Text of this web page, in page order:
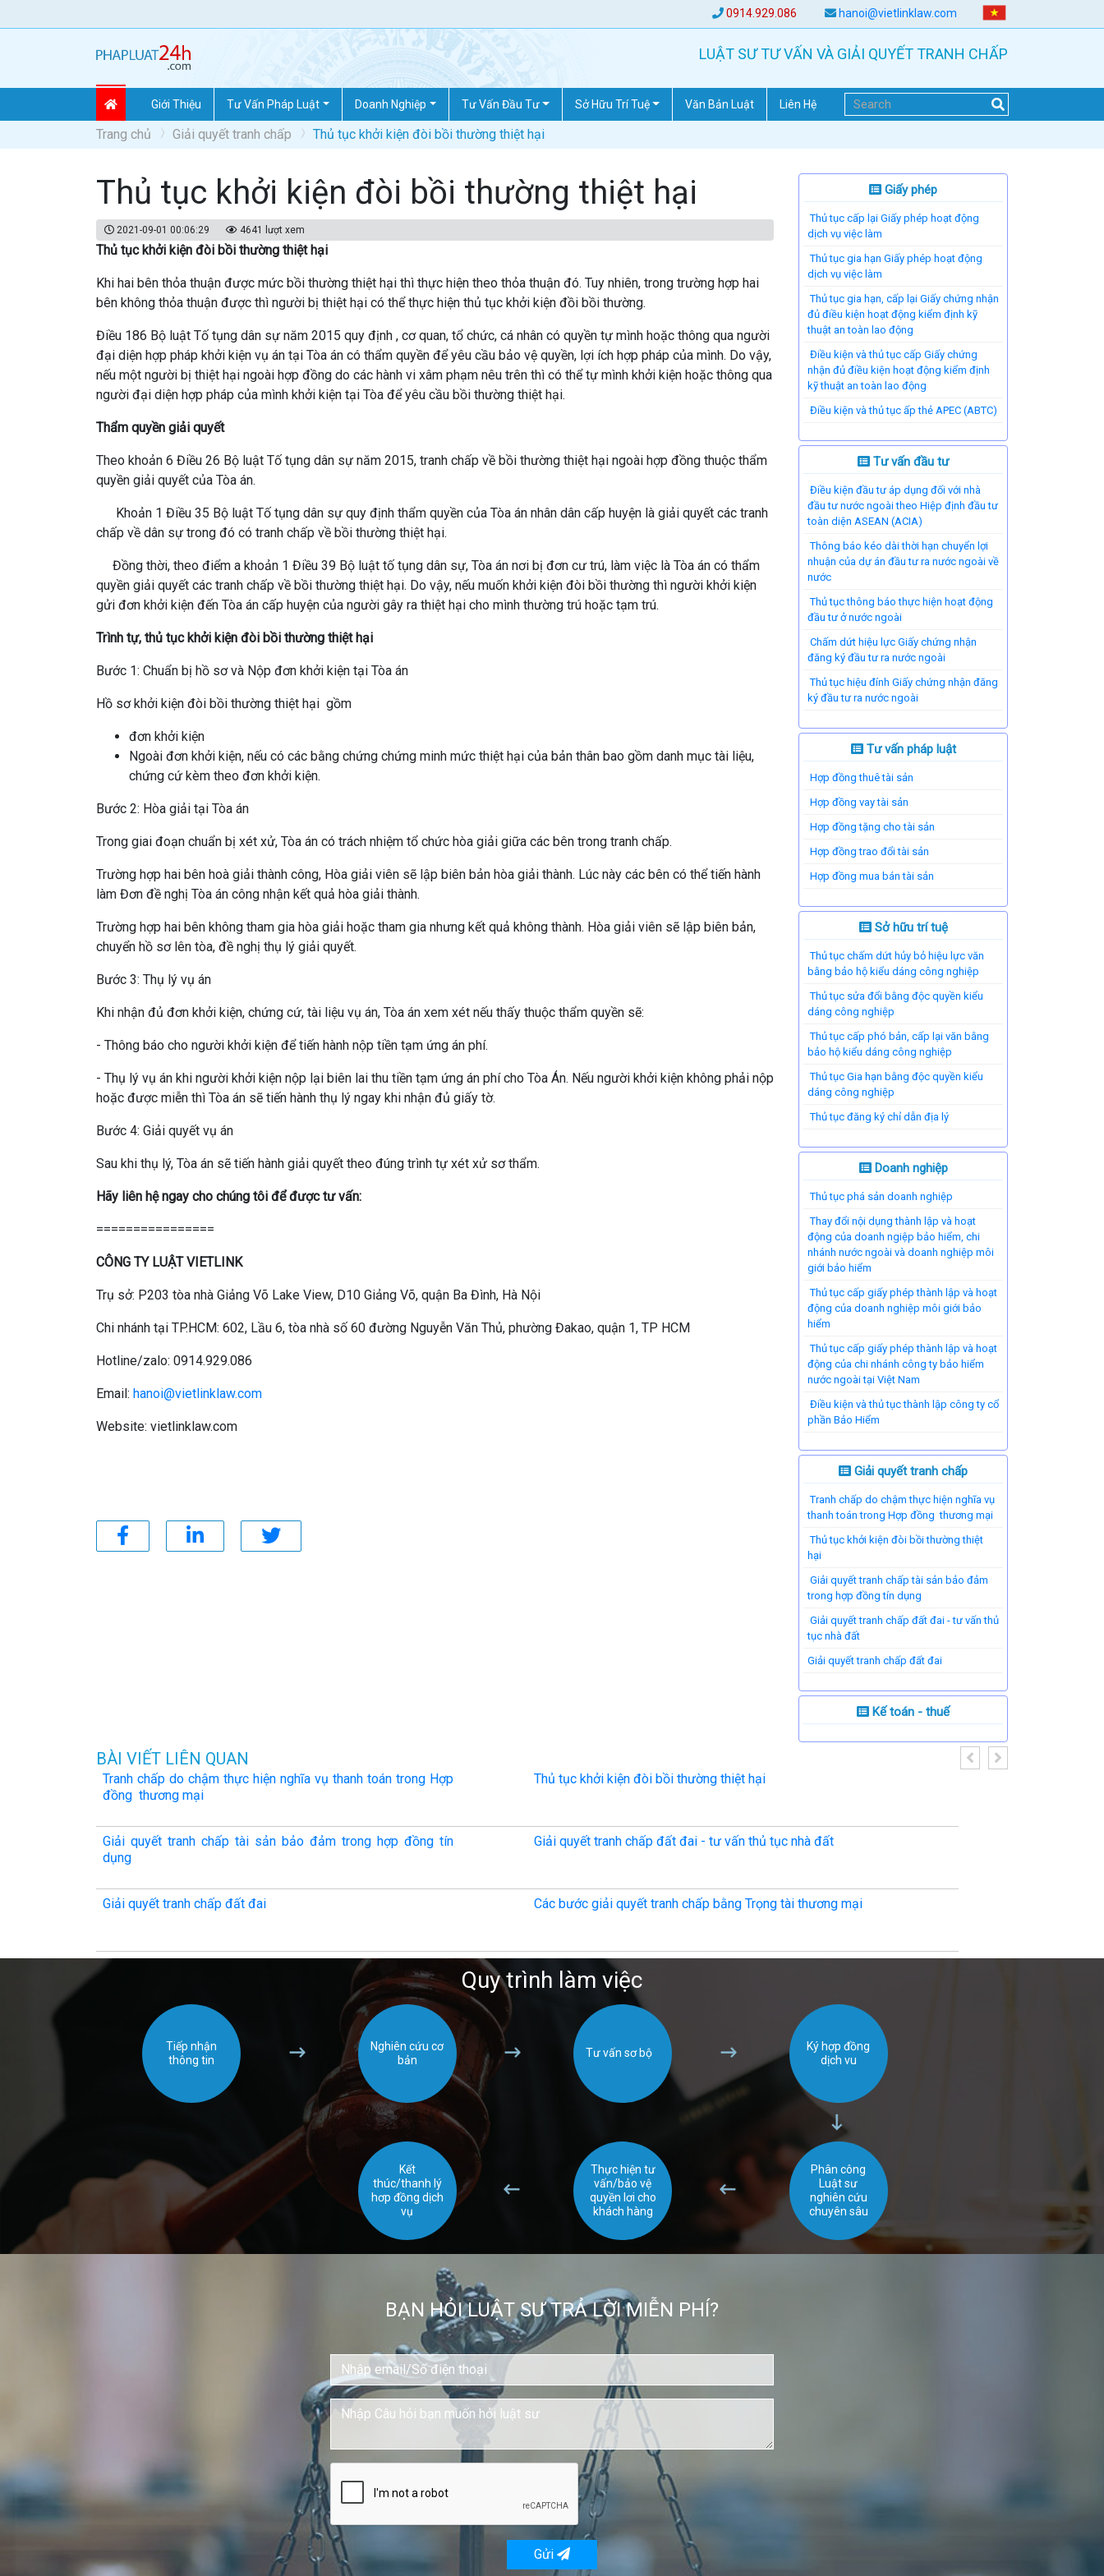
0914.929.086 hanoi@vietlinklaw.com
LUẬT SƯ TƯ VẤN VÀ GIẢI QUYẾT TRANH CHẤP
Giới Thiệu Tư Vấn Pháp Luật Doanh Nghiệp Tư Vấn Đầu Tư Sở Hữu Trí Tuệ Văn Bản Luật Liên Hệ
Trang chủ Giải quyết tranh chấp Thủ tục khởi kiện đòi bồi thường thiệt hại
Thủ tục khởi kiện đòi bồi thường thiệt hại
2021-09-01 00:06:29 4641 lượt xem
Thủ tục khởi kiện đòi bồi thường thiệt hại
Khi hai bên thỏa thuận được mức bồi thường thiệt hại thì thực hiện theo thỏa thuận đó. Tuy nhiên, trong trường hợp hai
bên không thỏa thuận được thì người bị thiệt hại có thể thực hiện thủ tục khởi kiện đồi bồi thường.
Điều 186 Bộ luật Tố tụng dân sự năm 2015 quy định , cơ quan, tổ chức, cá nhân có quyền tự mình hoặc thông qua người
đại diện hợp pháp khởi kiện vụ án tại Tòa án có thẩm quyền để yêu cầu bảo vệ quyền, lợi ích hợp pháp của mình. Do vậy,
nếu một người bị thiệt hại ngoài hợp đồng do các hành vi xâm phạm nêu trên thì có thể tự mình khởi kiện hoặc thông qua
người đại diện hợp pháp của mình khởi kiện tại Tòa để yêu cầu bồi thường thiệt hại.
Thẩm quyền giải quyết
Theo khoản 6 Điều 26 Bộ luật Tố tụng dân sự năm 2015, tranh chấp về bồi thường thiệt hại ngoài hợp đồng thuộc thẩm
quyền giải quyết của Tòa án.
Khoản 1 Điều 35 Bộ luật Tố tụng dân sự quy định thẩm quyền của Tòa án nhân dân cấp huyện là giải quyết các tranh
chấp về dân sự trong đó có tranh chấp về bồi thường thiệt hại.
Đồng thời, theo điểm a khoản 1 Điều 39 Bộ luật tố tụng dân sự, Tòa án nơi bị đơn cư trú, làm việc là Tòa án có thẩm
quyền giải quyết các tranh chấp về bồi thường thiệt hại. Do vậy, nếu muốn khởi kiện đòi bồi thường thì người khởi kiện
gửi đơn khởi kiện đến Tòa án cấp huyện của người gây ra thiệt hại cho mình thường trú hoặc tạm trú.
Trình tự, thủ tục khởi kiện đòi bồi thường thiệt hại
Bước 1: Chuẩn bị hồ sơ và Nộp đơn khởi kiện tại Tòa án
Hồ sơ khởi kiện đòi bồi thường thiệt hại gồm
đơn khởi kiện
Ngoài đơn khởi kiện, nếu có các bằng chứng chứng minh mức thiệt hại của bản thân bao gồm danh mục tài liệu,
chứng cứ kèm theo đơn khởi kiện.
Bước 2: Hòa giải tại Tòa án
Trong giai đoạn chuẩn bị xét xử, Tòa án có trách nhiệm tổ chức hòa giải giữa các bên trong tranh chấp.
Trường hợp hai bên hoà giải thành công, Hòa giải viên sẽ lập biên bản hòa giải thành. Lúc này các bên có thể tiến hành
làm Đơn đề nghị Tòa án công nhận kết quả hòa giải thành.
Trường hợp hai bên không tham gia hòa giải hoặc tham gia nhưng kết quả không thành. Hòa giải viên sẽ lập biên bản,
chuyển hồ sơ lên tòa, đề nghị thụ lý giải quyết.
Bước 3: Thụ lý vụ án
Khi nhận đủ đơn khởi kiện, chứng cứ, tài liệu vụ án, Tòa án xem xét nếu thấy thuộc thẩm quyền sẽ:
- Thông báo cho người khởi kiện để tiến hành nộp tiền tạm ứng án phí.
- Thụ lý vụ án khi người khởi kiện nộp lại biên lai thu tiền tạm ứng án phí cho Tòa Án. Nếu người khởi kiện không phải nộp
hoặc được miễn thì Tòa án sẽ tiến hành thụ lý ngay khi nhận đủ giấy tờ.
Bước 4: Giải quyết vụ án
Sau khi thụ lý, Tòa án sẽ tiến hành giải quyết theo đúng trình tự xét xử sơ thẩm.
Hãy liên hệ ngay cho chúng tôi để được tư vấn:
================
CÔNG TY LUẬT VIETLINK
Trụ sở: P203 tòa nhà Giảng Võ Lake View, D10 Giảng Võ, quận Ba Đình, Hà Nội
Chi nhánh tại TP.HCM: 602, Lầu 6, tòa nhà số 60 đường Nguyễn Văn Thủ, phường Đakao, quận 1, TP HCM
Hotline/zalo: 0914.929.086
Email: hanoi@vietlinklaw.com
Website: vietlinklaw.com
Giấy phép
Thủ tục cấp lại Giấy phép hoạt động
dịch vụ việc làm
Thủ tục gia hạn Giấy phép hoạt động
dịch vụ việc làm
Thủ tục gia hạn, cấp lại Giấy chứng nhận
đủ điều kiện hoạt động kiểm định kỹ
thuật an toàn lao động
Điều kiện và thủ tục cấp Giấy chứng
nhận đủ điều kiện hoạt động kiểm định
kỹ thuật an toàn lao động
Điều kiện và thủ tục ấp thẻ APEC (ABTC)
Tư vấn đầu tư
Điều kiện đầu tư áp dụng đối với nhà
đầu tư nước ngoài theo Hiệp định đầu tư
toàn diện ASEAN (ACIA)
Thông báo kéo dài thời hạn chuyển lợi
nhuận của dự án đầu tư ra nước ngoài về
nước
Thủ tục thông báo thực hiện hoạt động
đầu tư ở nước ngoài
Chấm dứt hiệu lực Giấy chứng nhận
đăng ký đầu tư ra nước ngoài
Thủ tục hiệu đính Giấy chứng nhận đăng
ký đầu tư ra nước ngoài
Tư vấn pháp luật
Hợp đồng thuê tài sản
Hợp đồng vay tài sản
Hợp đồng tặng cho tài sản
Hợp đồng trao đổi tài sản
Hợp đồng mua bán tài sản
Sở hữu trí tuệ
Thủ tục chấm dứt hủy bỏ hiệu lực văn
bằng bảo hộ kiểu dáng công nghiệp
Thủ tục sửa đổi bằng độc quyền kiểu
dáng công nghiệp
Thủ tục cấp phó bản, cấp lại văn bằng
bảo hộ kiểu dáng công nghiệp
Thủ tục Gia hạn bằng độc quyền kiểu
dáng công nghiệp
Thủ tục đăng ký chỉ dẫn địa lý
Doanh nghiệp
Thủ tục phá sản doanh nghiệp
Thay đổi nội dụng thành lập và hoạt
động của doanh ngiệp bảo hiểm, chi
nhánh nước ngoài và doanh nghiệp môi
giới bảo hiểm
Thủ tục cấp giấy phép thành lập và hoạt
động của doanh nghiệp môi giới bảo
hiểm
Thủ tục cấp giấy phép thành lập và hoạt
động của chi nhánh công ty bảo hiểm
nước ngoài tại Việt Nam
Điều kiện và thủ tục thành lập công ty cổ
phần Bảo Hiểm
Giải quyết tranh chấp
Tranh chấp do chậm thực hiện nghĩa vụ
thanh toán trong Hợp đồng thương mại
Thủ tục khởi kiện đòi bồi thường thiệt
hại
Giải quyết tranh chấp tài sản bảo đảm
trong hợp đồng tín dụng
Giải quyết tranh chấp đất đai - tư vấn thủ
tục nhà đất
​Giải quyết tranh chấp đất đai
Kế toán - thuế
BÀI VIẾT LIÊN QUAN
Tranh chấp do chậm thực hiện nghĩa vụ thanh toán trong Hợp
đồng thương mại
Thủ tục khởi kiện đòi bồi thường thiệt hại
Giải quyết tranh chấp tài sản bảo đảm trong hợp đồng tín
dụng
Giải quyết tranh chấp đất đai - tư vấn thủ tục nhà đất
​Giải quyết tranh chấp đất đai Các bước giải quyết tranh chấp bằng Trọng tài thương mại
Quy trình làm việc
Tiếp nhận
thông tin
Nghiên cứu cơ
bản
Tư vấn sơ bộ
Ký hợp đồng
dịch vu
Phân công
Luật sư
nghiên cứu
chuyên sâu
Thực hiện tư
vấn/bảo vệ
quyền lơi cho
khách hàng
Kết
thúc/thanh lý
hơp đồng dịch
vụ
BẠN HỎI LUẬT SƯ TRẢ LỜI MIỄN PHÍ?
Gửi